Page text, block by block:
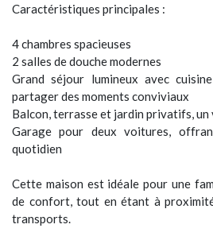
Caractéristiques principales :
4 chambres spacieuses
2 salles de douche modernes
Grand séjour lumineux avec
partager des moments conviviaux
Balcon, terrasse et jardin privatifs,
Garage pour deux voitures,
quotidien
Cette maison est idéale pour une
de confort, tout en étant à
transports.